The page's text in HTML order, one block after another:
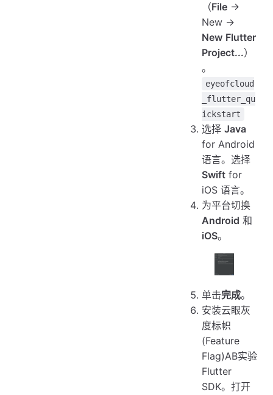
（File ->
New ->
New Flutter
Project...）
。
eyeofcloud
_flutter_qu
ickstart
选择Java
for Android
语言。选择
Swift for
iOS 语言。
为平台切换
Android 和
iOS。
单击完成。
安装云眼灰
度标帜
(Feature
Flag)AB实验
Flutter
SDK。打开